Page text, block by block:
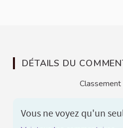
DÉTAILS DU
Classement
Vous ne voyez qu'un